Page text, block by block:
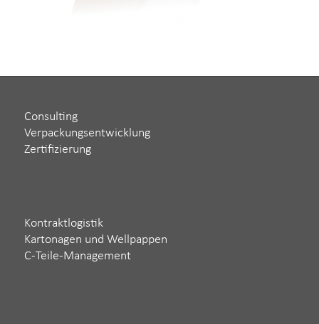
Consulting
Verpackungsentwicklung
Zertifizierung
Kontraktlogistik
Kartonagen und Wellpappen
C-Teile-Management